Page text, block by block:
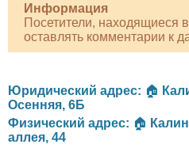
Информация
Посетители, находящиеся
оставлять комментарии к
Юридический адрес: 🏠
Осенняя, 6Б
Физический адрес: 🏠
аллея, 44